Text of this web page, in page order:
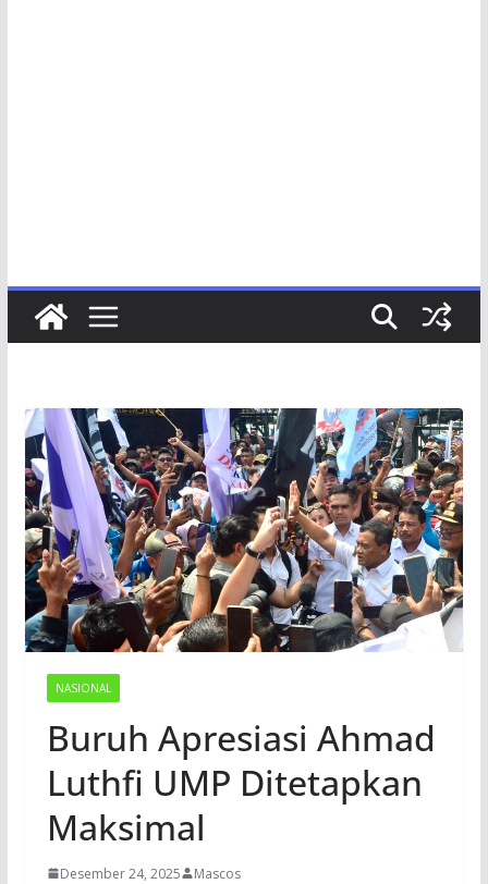
NASIONAL
Buruh Apresiasi Ahmad
Luthfi UMP Ditetapkan
Maksimal
Desember 24, 2025 Mascos